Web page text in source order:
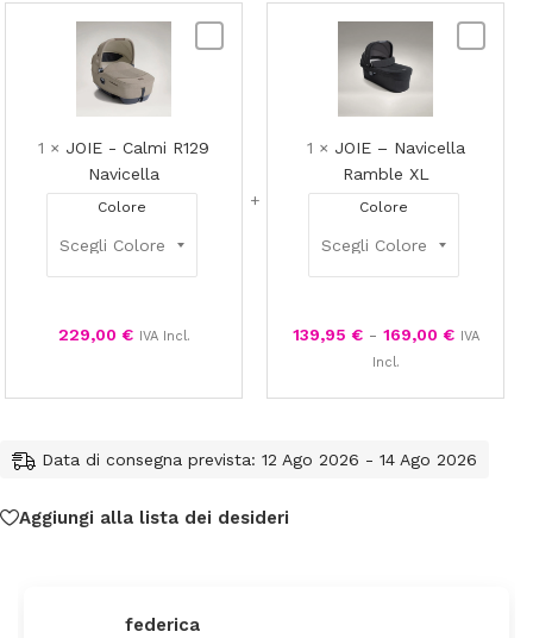
Navicella
1 × JOIE - Calmi R129
Navicella
Colore
229,00 € IVA Incl.
1 × JOIE – Navicella
Ramble XL
Colore
139,95 € - 169,00 € IVA
Incl.
Data di consegna prevista: 12 Ago 2026 - 14 Ago 2026
Aggiungi alla lista dei desideri
federica